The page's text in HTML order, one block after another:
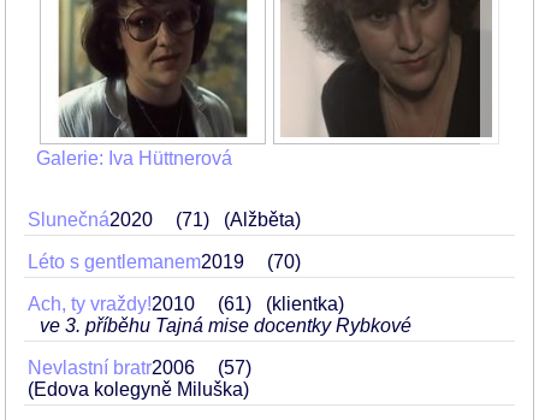
Galerie: Iva Hüttnerová
Slunečná2020 71 (Alžběta)
Léto s gentlemanem2019 70
Ach, ty vraždy!2010 61
(klientka)
ve 3. příběhu Tajná mise docentky Rybkové
Nevlastní bratr2006
57
(Edova kolegyně Miluška)